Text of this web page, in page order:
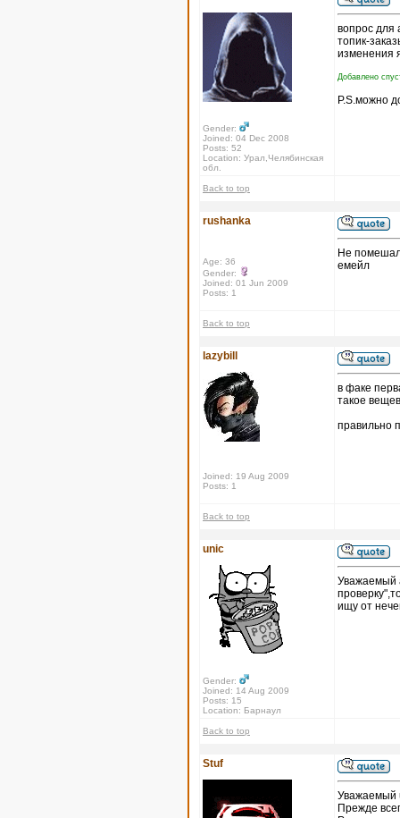
Gender:
Joined: 04 Dec 2008
Posts: 52
Location: Урал,Челябинская
обл.
вопрос для
топик-
изменения
Добавлено
P.S.можно
Back to top
rushanka
Age: 36
Gender:
Joined: 01 Jun 2009
Posts: 1
Не
емейл
Back to top
lazybill
Joined: 19 Aug 2009
Posts: 1
в факе
такое
правильно
Back to top
unic
Gender:
Joined: 14 Aug 2009
Posts: 15
Location: Барнаул
Уважаемый
ищу от
Back to top
Stuf
Уважаемый
Прежде